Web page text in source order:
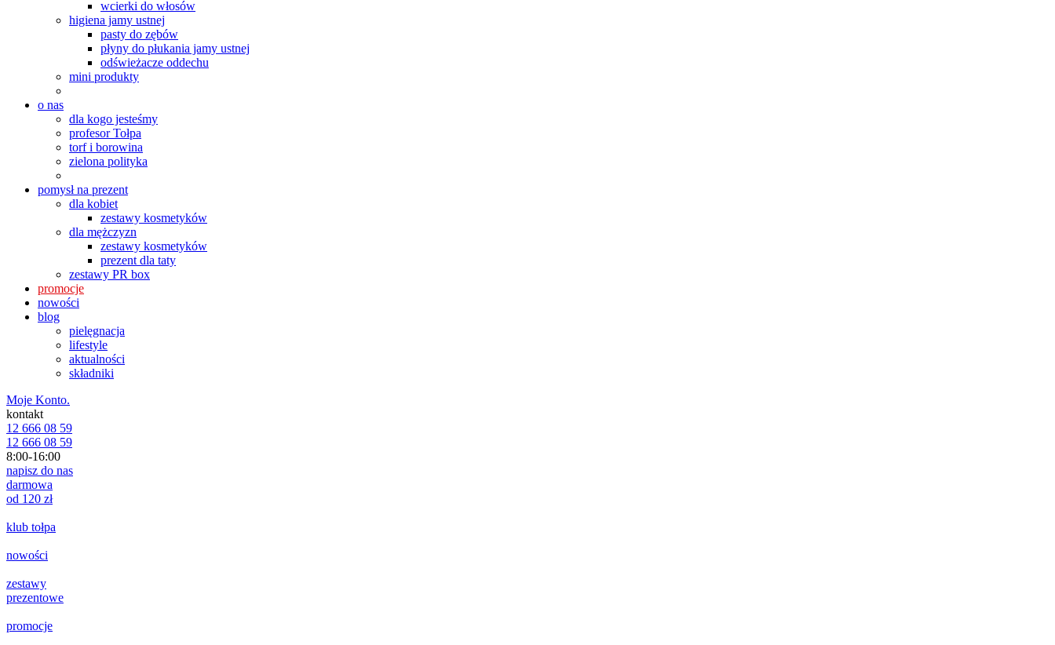
wcierki do włosów
higiena jamy ustnej
pasty do zębów
płyny do płukania jamy ustnej
odświeżacze oddechu
mini produkty
o nas
dla kogo jesteśmy
profesor Tołpa
torf i borowina
zielona polityka
pomysł na prezent
dla kobiet
zestawy kosmetyków
dla mężczyzn
zestawy kosmetyków
prezent dla taty
zestawy PR box
promocje
nowości
blog
pielęgnacja
lifestyle
aktualności
składniki
Moje Konto.
kontakt
12 666 08 59
12 666 08 59
8:00-16:00
napisz do nas
darmowa
od 120 zł
klub tołpa
nowości
zestawy
prezentowe
promocje